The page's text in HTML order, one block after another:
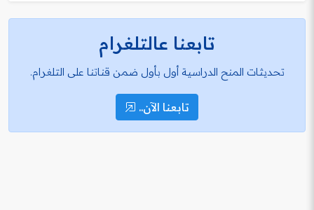
تابعنا عالتلغرام
تحديثات المنح الدراسية أول بأول ضمن قناتنا على التلغرام.
تابعنا الآن..